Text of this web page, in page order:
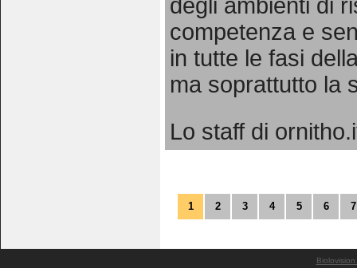
degli ambienti di
competenza e
in tutte le fasi
ma soprattutto la
Lo staff di
1 2 3 4 5 6 7
Biolovision